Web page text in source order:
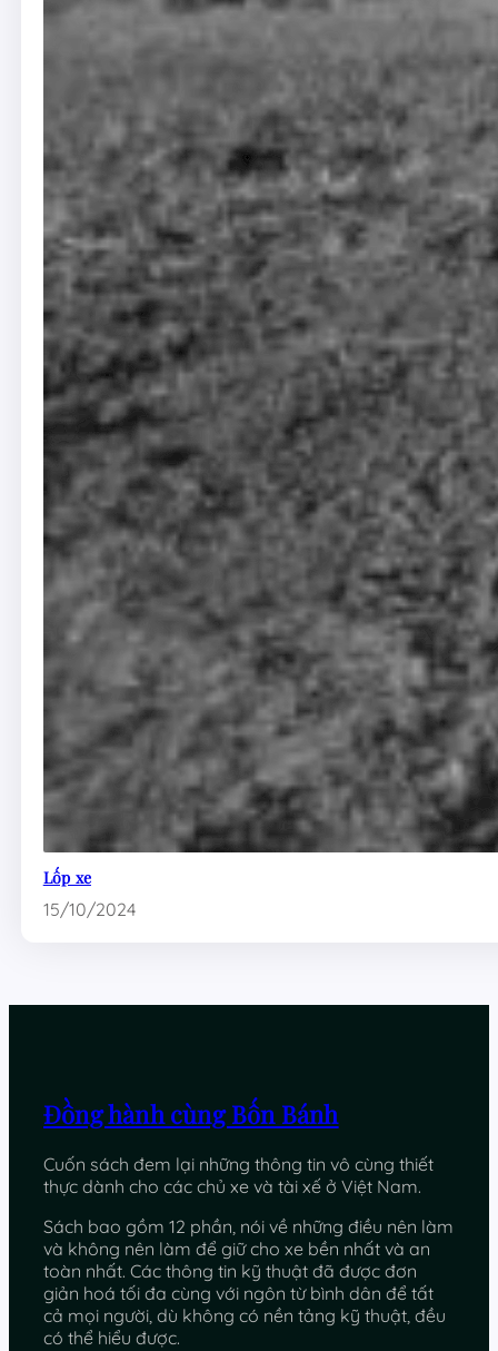
Lốp xe
15/10/2024
Đồng hành cùng Bốn Bánh
Cuốn sách đem lại những thông tin vô cùng thiết
thực dành cho các chủ xe và tài xế ở Việt Nam.
Sách bao gồm 12 phần, nói về những điều nên làm
và không nên làm để giữ cho xe bền nhất và an
toàn nhất. Các thông tin kỹ thuật đã được đơn
giản hoá tối đa cùng với ngôn từ bình dân để tất
cả mọi người, dù không có nền tảng kỹ thuật, đều
có thể hiểu được.